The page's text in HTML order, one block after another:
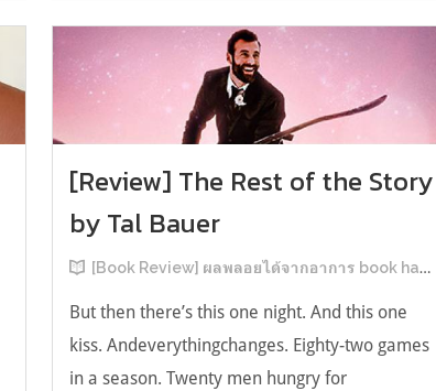
[Review] The Rest of the Story
by Tal Bauer
[Book Review] ผลพลอยได้จากอาการ book hangover หลังอ่านสารพัน MM Romance
But then there’s this one night. And this one
kiss. Andeverythingchanges. Eighty-two games
in a season. Twenty men hungry for